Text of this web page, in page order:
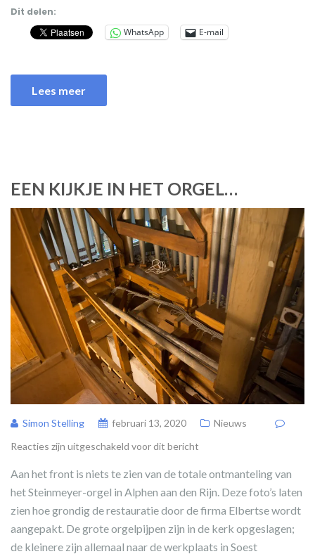
Dit delen:
WhatsApp
E-mail
Lees meer
EEN KIJKJE IN HET ORGEL…
Simon Stelling februari 13, 2020
Nieuws
Reacties zijn uitgeschakeld voor dit bericht
Aan het front is niets te zien van de totale ontmanteling van
het Steinmeyer-orgel in Alphen aan den Rijn. Deze foto’s laten
zien hoe grondig de restauratie door de firma Elbertse wordt
aangepakt. De grote orgelpijpen zijn in de kerk opgeslagen;
de kleinere zijn allemaal naar de werkplaats in Soest